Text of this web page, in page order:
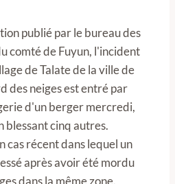
publié par le bureau des
comté de Fuyun, l'incident
de Talate de la ville de
des neiges est entré par
d'un berger mercredi,
blessant cinq autres.
cas récent dans lequel un
après avoir été mordu
dans la même zone.